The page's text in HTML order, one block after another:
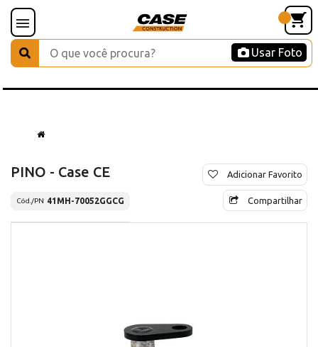
Usar Foto
PINO - Case CE
Cód./PN 41MH-70052GGCG
Adicionar Favorito
Compartilhar